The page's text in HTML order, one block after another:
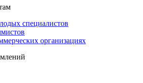
специалистов
организациях